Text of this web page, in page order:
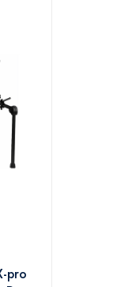
pro